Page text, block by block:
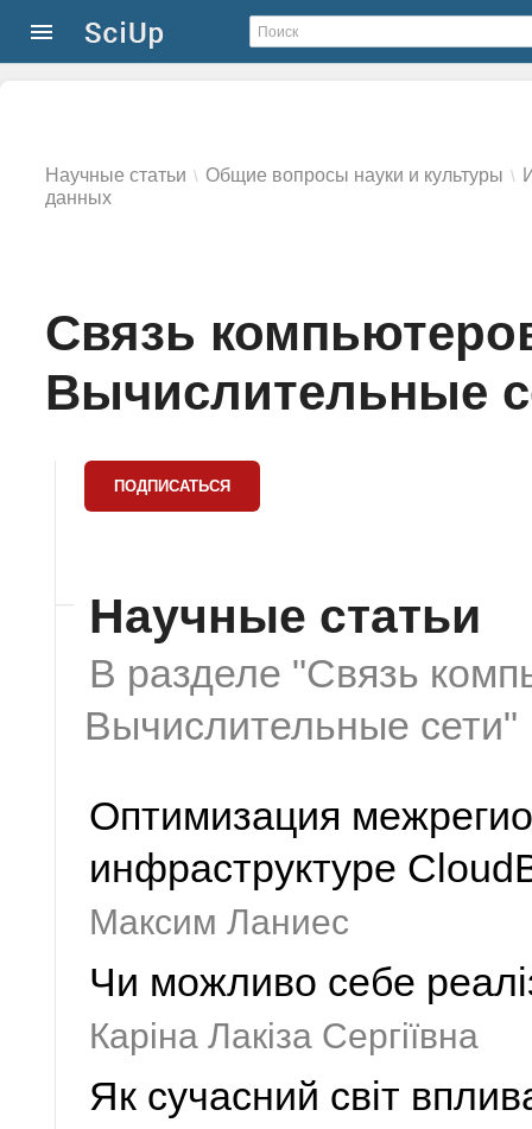
Научные статьи \ Общие вопросы науки и культуры \
данных
Связь
Вычислительные
Научные статьи
В разделе "Связь
Вычислительные сети"
Оптимизация
инфраструктуре
Максим Ланиес
Чи можливо себе
Каріна Лакіза Сергіївна
Як сучасний світ